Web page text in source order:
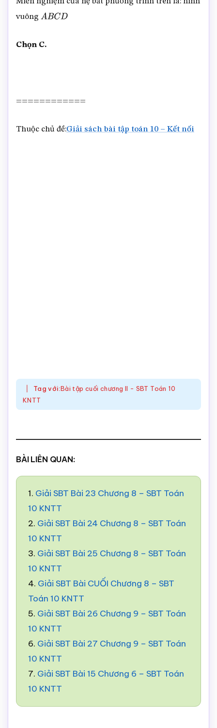
vuông ABCD
Chọn C.
============
Thuộc chủ đề:Giải sách bài tập toán 10 – Kết nối
Tag với:Bài tập cuối chương II - SBT Toán 10
KNTT
BÀI LIÊN QUAN:
1. Giải SBT Bài 23 Chương 8 – SBT Toán
10 KNTT
2. Giải SBT Bài 24 Chương 8 – SBT Toán
10 KNTT
3. Giải SBT Bài 25 Chương 8 – SBT Toán
10 KNTT
4. Giải SBT Bài CUỐI Chương 8 – SBT
Toán 10 KNTT
5. Giải SBT Bài 26 Chương 9 – SBT Toán
10 KNTT
6. Giải SBT Bài 27 Chương 9 – SBT Toán
10 KNTT
7. Giải SBT Bài 15 Chương 6 – SBT Toán
10 KNTT